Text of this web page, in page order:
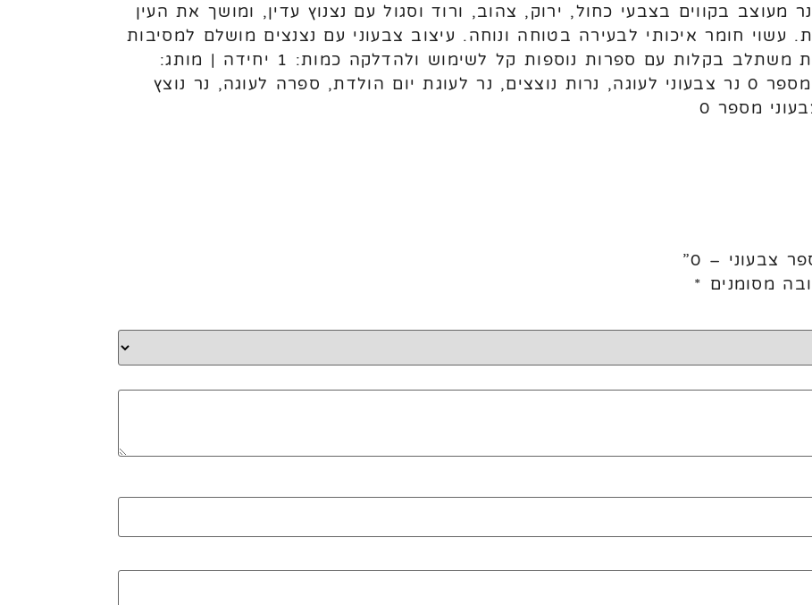
מעוצב בקווים בצבעי כחול, ירוק, צהוב, ורוד וסגול עם נצנוץ עדין, ומושך את העין
עשוי חומר איכותי לבעירה בטוחה ונוחה. עיצוב צבעוני עם נצנצים מושלם למסיבות
גיל 3 מתאים לעוגות קטנות וגדולות משתלב בקלות עם ספרות נוספות קל לשימוש ולהדלקה כמות: 1 יחידה | מותג:
שמחה זה אנחנו מילות חיפוש: נר מספר 0 נר צבעוני לעוגה, נרות נוצצים, נר לעוגת יום הולדת, ספרה לעוגה, נר נוצץ
מספר 0
צבעוני – 0”
מסומנים *